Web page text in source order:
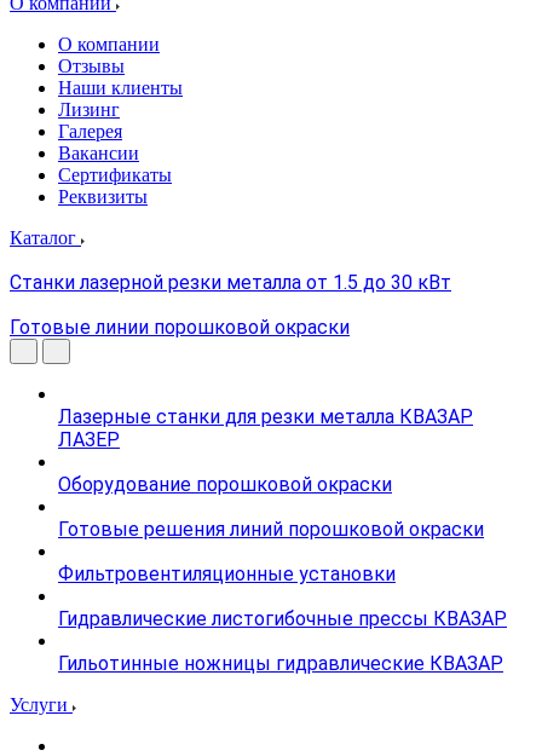
О компании
Отзывы
Наши клиенты
Лизинг
Галерея
Вакансии
Сертификаты
Реквизиты
Каталог
Станки лазерной резки металла от 1.5 до 30 кВт
Готовые линии порошковой окраски
Лазерные станки для резки металла КВАЗАР
ЛАЗЕР
Оборудование порошковой окраски
Готовые решения линий порошковой окраски
Фильтровентиляционные установки
Гидравлические листогибочные прессы КВАЗАР
Гильотинные ножницы гидравлические КВАЗАР
Услуги